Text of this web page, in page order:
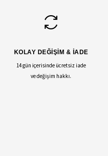
KOLAY DEĞİŞİM & İADE
14 gün içerisinde ücretsiz iade
ve değişim hakkı.